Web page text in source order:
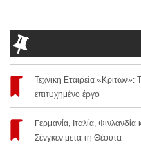
Τεχνική Εταιρεία «Κρίτων»:
επιτυχημένο έργο
Γερμανία, Ιταλία, Φινλανδία
Σένγκεν μετά τη Θέουτα